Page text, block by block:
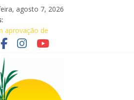
agosto 7, 2026
aprovação de
para temas de
da
mostram a
de cana
1ª Edição do